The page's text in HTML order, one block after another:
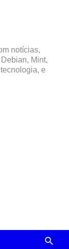
notícias,
Mint,
e